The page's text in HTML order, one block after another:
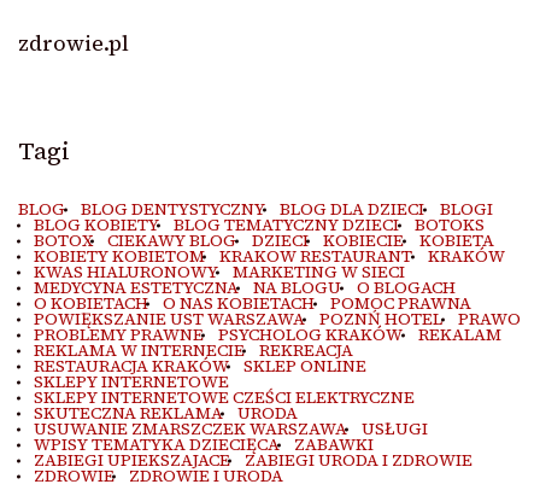
zdrowie.pl
Tagi
BLOG BLOG DENTYSTYCZNY BLOG DLA DZIECI BLOGI
BLOG KOBIETY BLOG TEMATYCZNY DZIECI BOTOKS
BOTOX CIEKAWY BLOG DZIECI KOBIECIE KOBIETA
KOBIETY KOBIETOM KRAKOW RESTAURANT KRAKÓW
KWAS HIALURONOWY MARKETING W SIECI
MEDYCYNA ESTETYCZNA NA BLOGU O BLOGACH
O KOBIETACH O NAS KOBIETACH POMOC PRAWNA
POWIĘKSZANIE UST WARSZAWA POZNŃ HOTEL PRAWO
PROBLEMY PRAWNE PSYCHOLOG KRAKÓW REKALAM
REKLAMA W INTERNECIE REKREACJA
RESTAURACJA KRAKÓW SKLEP ONLINE
SKLEPY INTERNETOWE
SKLEPY INTERNETOWE CZEŚCI ELEKTRYCZNE
SKUTECZNA REKLAMA URODA
USUWANIE ZMARSZCZEK WARSZAWA USŁUGI
WPISY TEMATYKA DZIECIĘCA ZABAWKI
ZABIEGI UPIEKSZAJACE ZABIEGI URODA I ZDROWIE
ZDROWIE ZDROWIE I URODA